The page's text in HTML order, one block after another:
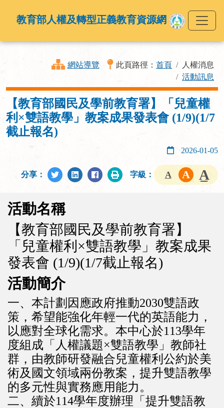
教育部人權及轉型正義教育資源網
網站導覽 此頁路徑： 首頁
人權消息
活動訊息
【教育部國民及學前教育署】「兒童權
利×雙語教學」教案成果發表會 (1/9)(1/7
截止報名)
2026-01-05
分享： 字級：
活動名稱
【教育部國民及學前教育署】
「兒童權利×雙語教學」教案成果
發表會 (1/9)(1/7截止報名)
活動簡介
一、本計劃因應政府推動2030雙語政
策，希望能強化年輕一代的英語能力，
以應對全球化需求。本中心於113學年
度組成「人權議題×雙語教學」教師社
群，由教師研發融合兒童權利公約於美
術及國文領域兩份教案，提升雙語教學
的多元性與實務應用能力。
二、續於114學年度辦理「提升雙語教